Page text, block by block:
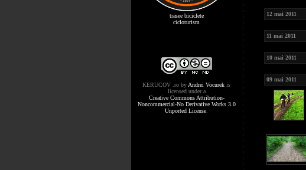
trasee biciclete
cicloturism
KERUCOV .ro by Andrei Vocurek is
licensed under a
Creative Commons Attribution-
Noncommercial-No Derivative Works 3.0
Unported License
12 mai 2011
11 mai 2011
10 mai 2011
09 mai 2011